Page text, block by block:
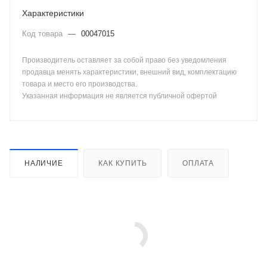
Характеристики
Код товара — 00047015
Производитель оставляет за собой право без уведомления
продавца менять характеристики, внешний вид, комплектацию
товара и место его производства.
Указанная информация не является публичной офертой
НАЛИЧИЕ КАК КУПИТЬ ОПЛАТА